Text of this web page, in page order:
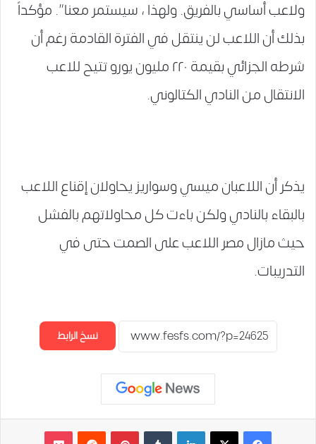
ولاعب أساسي بالفريق. ولهذا ، سيستمر معنا”. مؤكداً
بذلك أن اللاعب لن ينتقل في الفترة القادمة رغم أن
شرطه الجزائي بقيمة ٢٢٠ مليون يورو تتيح للاعب
الانتقال من النادي الكتالوني.
يذكر أن اللاعبان ميسي وسواريز يحاولان إقناع اللاعب
بالبقاء بالنادي ولكن باءت كل محاولاتهم بالفشل
حيث مازال مصر اللاعب على الصمت حتى في
التدريبات.
نسخ الرابط
لينكدإن بينتيريست